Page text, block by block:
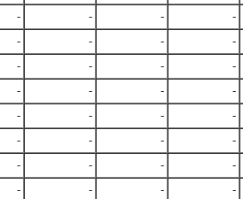
- - - -
- - - -
- - - -
- - - -
- - - -
- - - -
- - - -
- - - -